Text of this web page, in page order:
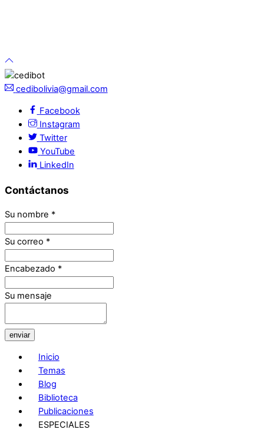
cedibolivia@gmail.com
Facebook
Instagram
Twitter
YouTube
LinkedIn
Contáctanos
Su nombre *
Su correo *
Encabezado *
Su mensaje
enviar
Inicio
Temas
Blog
Biblioteca
Publicaciones
ESPECIALES